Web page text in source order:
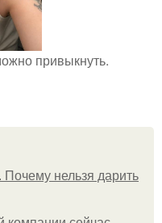
привыкнуть.
Почему нельзя дарить